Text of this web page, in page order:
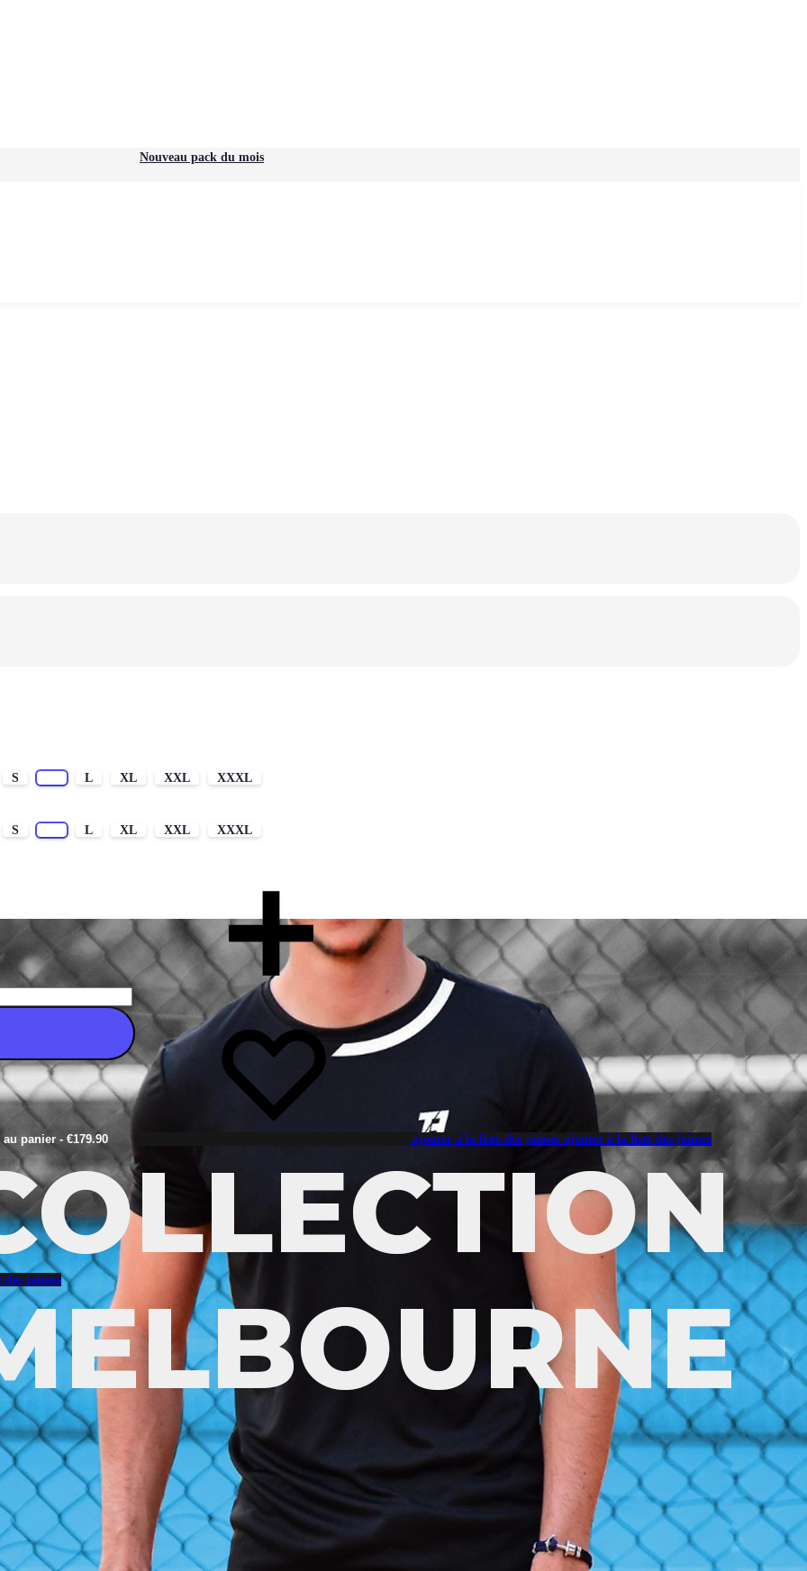
Nouveau pack du mois
S L XL XXL XXXL
S L XL XXL
XXXL
au panier - €179.90 ajouter à la liste des jaimes ajouter à la liste des jaimes
jaimes